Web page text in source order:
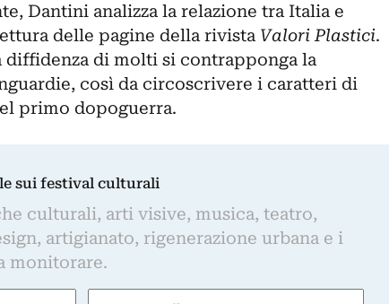
Dantini analizza la relazione tra Italia e
delle pagine della rivista Valori Plastici.
di molti si contrapponga la
così da circoscrivere i caratteri di
primo dopoguerra.
sui festival culturali
culturali, arti visive, musica, teatro,
artigianato, rigenerazione urbana e i
monitorare.